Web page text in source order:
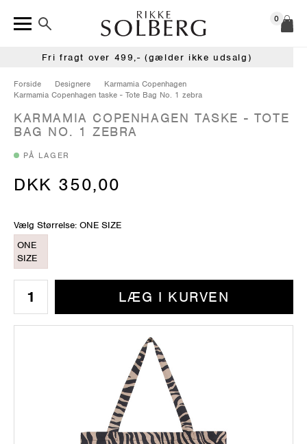
0
Fri fragt over 499,- (gælder ikke udsalg)
Forside Designere
Karmamia Copenhagen
Karmamia Copenhagen taske - Tote Bag No. 1 zebra
KARMAMIA COPENHAGEN TASKE - TOTE
BAG NO. 1 ZEBRA
PÅ LAGER
DKK 350,00
Vælg Størrelse: ONE SIZE
ONE
SIZE
LÆG I KURVEN